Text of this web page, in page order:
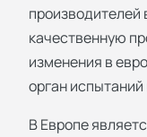
производителей
качественную
изменения в
орган
В Европе